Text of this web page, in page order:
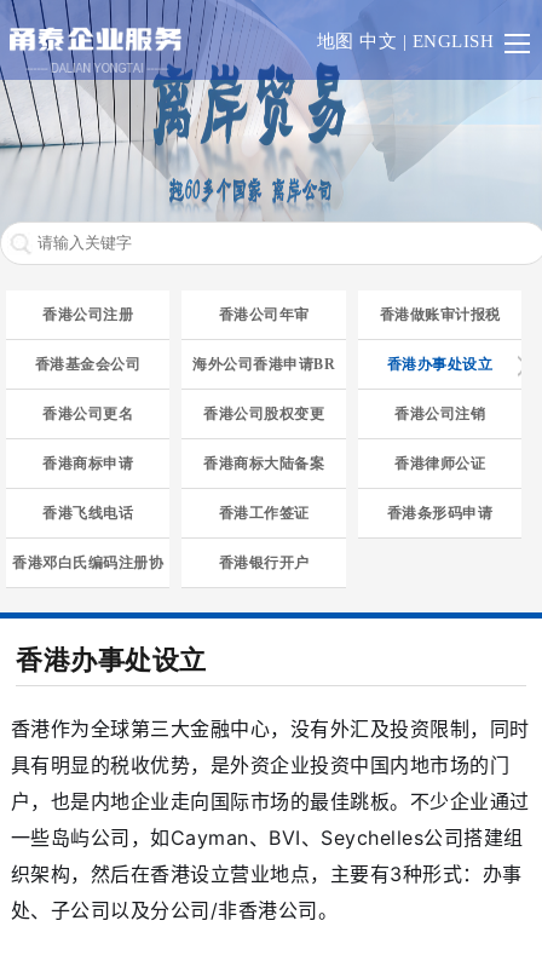
地图 中文 | ENGLISH
首
页
香
港
澳
一
路
欧
介
绍
他
业
最
新
态
关
我
香港公司注册 香港公司年审 香港做账审计报税
香港基金会公司 海外公司香港申请BR 香港办事处设立
香港公司更名 香港公司股权变更 香港公司注销
香港商标申请 香港商标大陆备案 香港律师公证
香港飞线电话 香港工作签证 香港条形码申请
香港邓白氏编码注册协
助
香港银行开户
香港办事处设立
香港作为全球第三大金融中心，没有外汇及投资限制，同时
具有明显的税收优势，是外资企业投资中国内地市场的门
户，也是内地企业走向国际市场的最佳跳板。不少企业通过
一些岛屿公司，如Cayman、BVI、Seychelles公司搭建组
织架构，然后在香港设立营业地点，主要有3种形式：办事
处、子公司以及分公司/非香港公司。